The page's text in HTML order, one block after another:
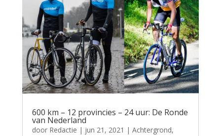
600 km – 12 provincies – 24 uur: De Ronde
van Nederland
door Redactie | jun 21, 2021 | Achtergrond,